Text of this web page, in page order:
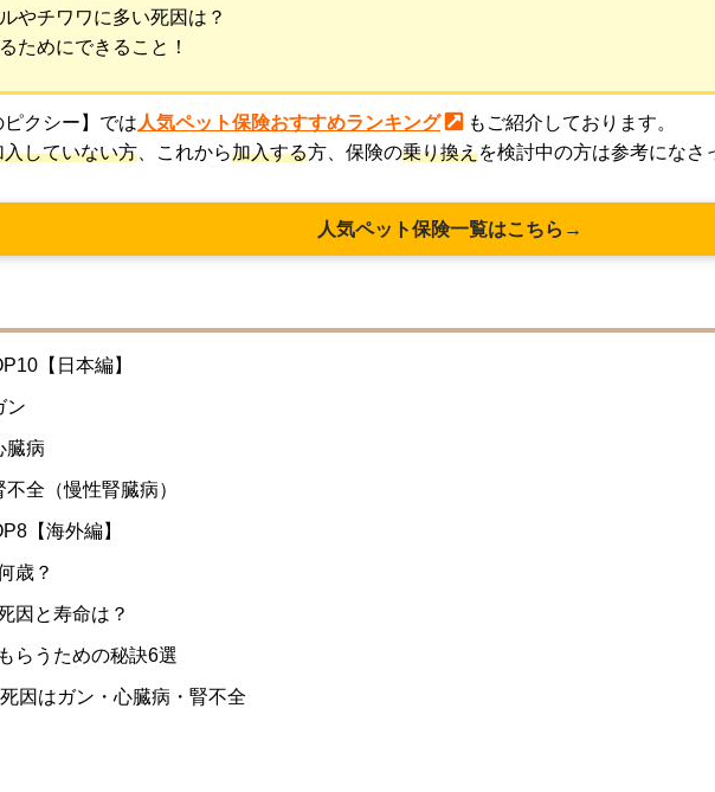
やチワワに多い死因は？
ためにできること！
ピクシー】では 人気ペット保険おすすめランキング
もご紹介しております。
入していない方 、これから加入する方、保険の乗り換えを検討中の方は参考になさ
人気ペット保険一覧はこちら→
【日本編】
ン
臓病
全（慢性腎臓病）
【海外編】
歳？
因と寿命は？
らうための秘訣6選
因はガン・心臓病・腎不全